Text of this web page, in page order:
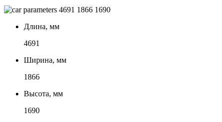
4691 1866 1690
Длина, мм
4691
Ширина, мм
1866
Высота, мм
1690